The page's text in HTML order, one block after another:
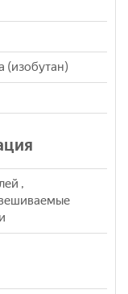
(изобутан)
,